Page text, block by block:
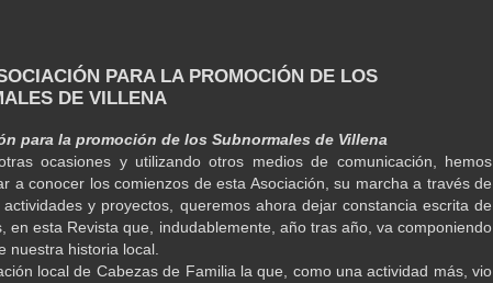
PARA LA PROMOCIÓN DE LOS
DE VILLENA
para la promoción de los Subnormales de Villena
ocasiones y utilizando otros medios de comunicación, hemos
a conocer los comienzos de esta Asociación, su marcha a través de
y proyectos, queremos ahora dejar constancia escrita de
en esta Revista que, indudablemente, año tras año, va componiendo
nuestra historia local.
local de Cabezas de Familia la que, como una actividad más, vio